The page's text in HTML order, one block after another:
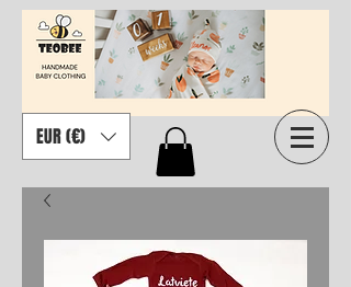
EUR (€)